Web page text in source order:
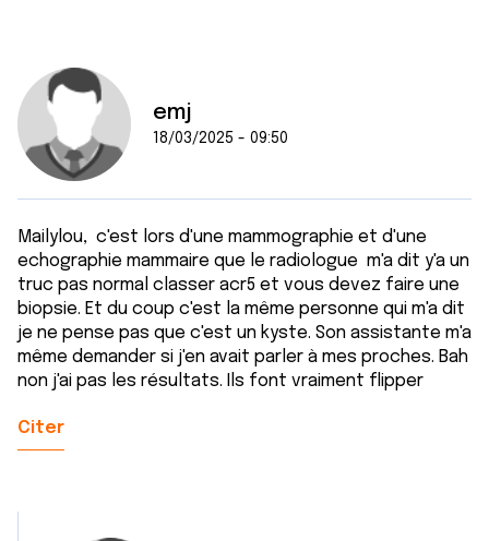
emj
18/03/2025 - 09:50
Mailylou, c'est lors d'une mammographie et d'une
echographie mammaire que le radiologue m'a dit y'a un
truc pas normal classer acr5 et vous devez faire une
biopsie. Et du coup c'est la même personne qui m'a dit
je ne pense pas que c'est un kyste. Son assistante m'a
même demander si j'en avait parler à mes proches. Bah
non j'ai pas les résultats. Ils font vraiment flipper
Citer